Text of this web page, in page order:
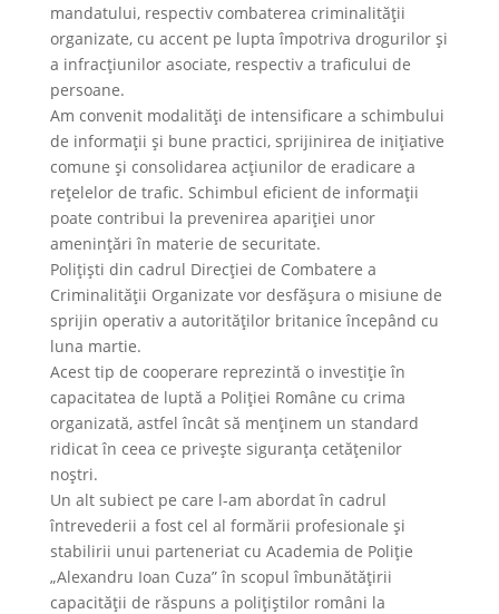
mandatului, respectiv combaterea criminalității
organizate, cu accent pe lupta împotriva drogurilor și
a infracțiunilor asociate, respectiv a traficului de
persoane.
Am convenit modalități de intensificare a schimbului
de informații și bune practici, sprijinirea de inițiative
comune și consolidarea acțiunilor de eradicare a
rețelelor de trafic. Schimbul eficient de informații
poate contribui la prevenirea apariției unor
amenințări în materie de securitate.
Polițiști din cadrul Direcției de Combatere a
Criminalității Organizate vor desfășura o misiune de
sprijin operativ a autorităților britanice începând cu
luna martie.
Acest tip de cooperare reprezintă o investiție în
capacitatea de luptă a Poliției Române cu crima
organizată, astfel încât să menținem un standard
ridicat în ceea ce privește siguranța cetățenilor
noștri.
Un alt subiect pe care l-am abordat în cadrul
întrevederii a fost cel al formării profesionale și
stabilirii unui parteneriat cu Academia de Poliție
„Alexandru Ioan Cuza” în scopul îmbunătățirii
capacității de răspuns a polițiștilor români la